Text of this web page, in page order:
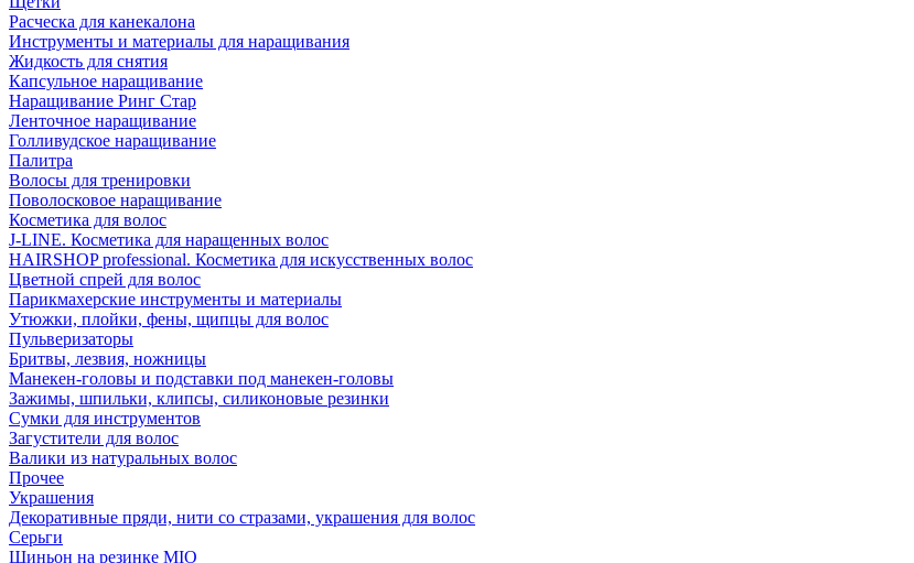
Расческа для канекалона
Инструменты и материалы для наращивания
Жидкость для снятия
Капсульное наращивание
Наращивание Ринг Стар
Ленточное наращивание
Голливудское наращивание
Палитра
Волосы для тренировки
Поволосковое наращивание
Косметика для волос
J-LINE. Косметика для наращенных волос
HAIRSHOP professional. Косметика для искусственных волос
Цветной спрей для волос
Парикмахерские инструменты и материалы
Утюжки, плойки, фены, щипцы для волос
Пульверизаторы
Бритвы, лезвия, ножницы
Манекен-головы и подставки под манекен-головы
Зажимы, шпильки, клипсы, силиконовые резинки
Сумки для инструментов
Загустители для волос
Валики из натуральных волос
Прочее
Украшения
Декоративные пряди, нити со стразами, украшения для волос
Серьги
Шиньон на резинке MIO